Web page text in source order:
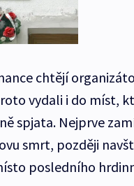
chtějí
vydali i do míst,
spjata. Nejprve
smrt, později
posledního